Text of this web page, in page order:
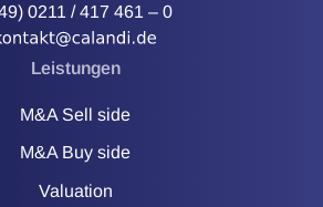
0211 / 417 461 – 0
Leistungen
M&A Sell side
M&A Buy side
Valuation